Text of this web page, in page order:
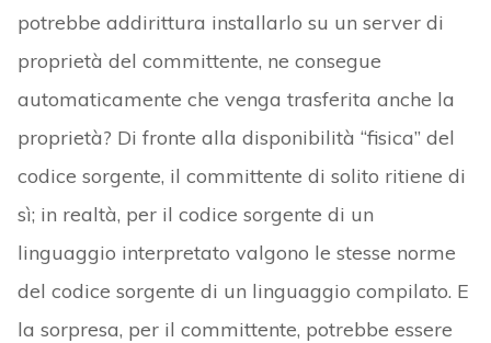
potrebbe addirittura installarlo su un server di
proprietà del committente, ne consegue
automaticamente che venga trasferita anche la
proprietà? Di fronte alla disponibilità “fisica” del
codice sorgente, il committente di solito ritiene di
sì; in realtà, per il codice sorgente di un
linguaggio interpretato valgono le stesse norme
del codice sorgente di un linguaggio compilato. E
la sorpresa, per il committente, potrebbe essere